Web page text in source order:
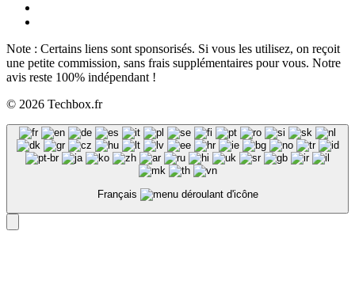
Note : Certains liens sont sponsorisés. Si vous les utilisez, on reçoit
une petite commission, sans frais supplémentaires pour vous. Notre
avis reste 100% indépendant !
© 2026 Techbox.fr
Français